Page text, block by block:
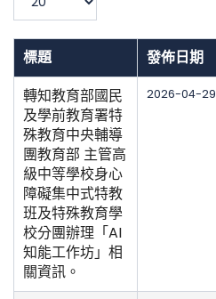
數
目
標題 發佈日期
轉知教育部國民
及學前教育署特
殊教育中央輔導
團教育部 主管高
級中等學校身心
障礙集中式特教
班及特殊教育學
校分團辦理「AI
知能工作坊」相
關資訊。
2026-04-29